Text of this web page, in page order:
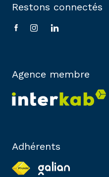
Restons connectés
Agence membre
Adhérents